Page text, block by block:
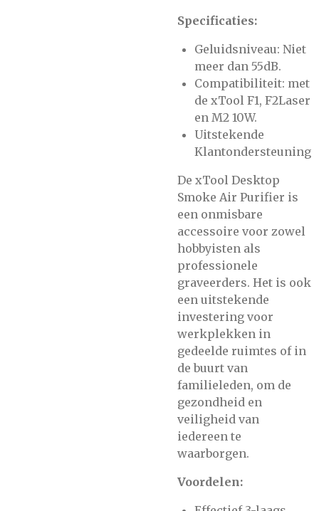
Specificaties:
Geluidsniveau: Niet
meer dan 55dB.
Compatibiliteit: met
de xTool F1, F2Laser
en M2 10W​.
Uitstekende
Klantondersteuning
De xTool Desktop
Smoke Air Purifier is
een onmisbare
accessoire voor zowel
hobbyisten als
professionele
graveerders. Het is ook
een uitstekende
investering voor
werkplekken in
gedeelde ruimtes of in
de buurt van
familieleden, om de
gezondheid en
veiligheid van
iedereen te
waarborgen​.
Voordelen: